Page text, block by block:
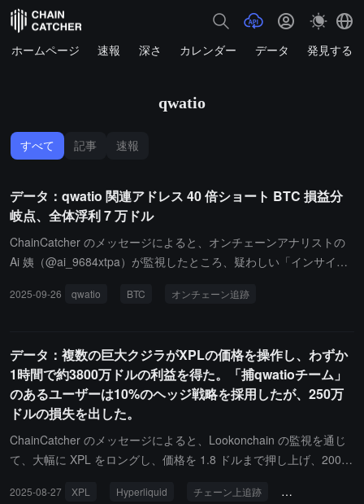
ホームページ 速報 深さ カレンダー データ 発見する
qwatio
すべて 記事 速報
データ：qwatio 関連アドレス 40 倍ショート BTC 損益分
岐点、全体浮利 7 万ドル
ChainCatcher のメッセージによると、オンチェーンアナリストの
Ai 姨（@ai_9684xtpa）が監視したところ、疑わしい「インサイダ
転じ、BTC と XRP の空売りはどちらも浮動利益の状態にあり、全
イダー取引者」@qwatio に関連するアドレスは、40 倍のロールオ
ーバーで BTC を空売りしており、現在のポジションは以下の通り
です：BTC 40 倍空売り：開設価格 108,855.4 ドル、清算価格 110,
284.6 ドル；XRP 20 倍空売り：開設価格 2.71 ドル、清算価格 3.0
8 ドル。
2025-09-26 qwatio BTC オンチェーン追跡
データ：複数の巨大クジラがXPLの価格を操作し、わずか
1時間で約3800万ドルの利益を得た。「捕qwatioチーム」
のあるユーザーは10%のヘッジ戦略を採用したが、250万
ドルの損失を出した。
ChainCatcher のメッセージによると、Lookonchain の監視を通じ
て、大幅に XPL をロングし、価格を 1.8 ドルまで押し上げ、200%
経たずに他の人のポジションを清算し、約 3800 万ドルの利益を得
2025-08-27 XPL Hyperliquid チェーン上追跡 @qwatio